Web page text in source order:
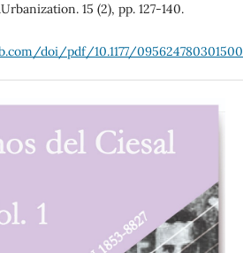
15 (2), pp. 127-140.
doi/pdf/10.1177/